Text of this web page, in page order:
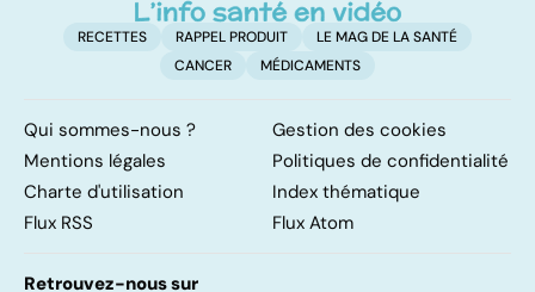
RECETTES RAPPEL PRODUIT
LE MAG DE LA SANTÉ
CANCER
MÉDICAMENTS
Qui sommes-nous ?
Gestion des cookies
Mentions légales
Politiques de confidentialité
Charte d'utilisation
Index thématique
Flux RSS
Flux Atom
Retrouvez-nous sur